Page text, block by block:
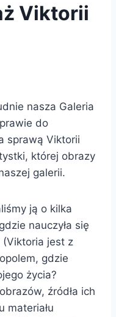
Viktorii
nasza Galeria
do
sprawą Viktorii
której obrazy
galerii.
ją o kilka
nauczyła się
jest z
gdzie
życia?
źródła ich
materiału